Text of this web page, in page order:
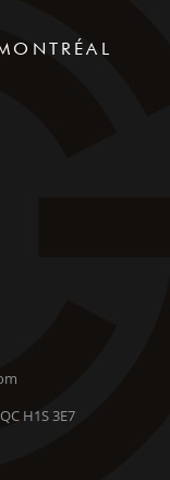
H1S 3E7